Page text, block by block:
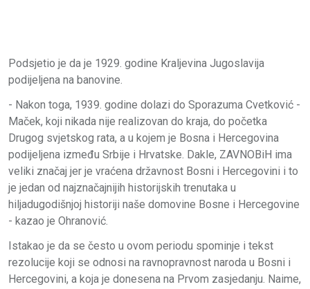
Podsjetio je da je 1929. godine Kraljevina Jugoslavija
podijeljena na banovine.
- Nakon toga, 1939. godine dolazi do Sporazuma Cvetković -
Maček, koji nikada nije realizovan do kraja, do početka
Drugog svjetskog rata, a u kojem je Bosna i Hercegovina
podijeljena između Srbije i Hrvatske. Dakle, ZAVNOBiH ima
veliki značaj jer je vraćena državnost Bosni i Hercegovini i to
je jedan od najznačajnijih historijskih trenutaka u
hiljadugodišnjoj historiji naše domovine Bosne i Hercegovine
- kazao je Ohranović.
Istakao je da se često u ovom periodu spominje i tekst
rezolucije koji se odnosi na ravnopravnost naroda u Bosni i
Hercegovini, a koja je donesena na Prvom zasjedanju. Naime,